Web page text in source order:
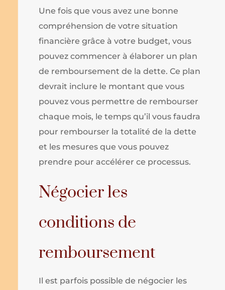
Une fois que vous avez une bonne
compréhension de votre situation
financière grâce à votre budget, vous
pouvez commencer à élaborer un plan
de remboursement de la dette. Ce plan
devrait inclure le montant que vous
pouvez vous permettre de rembourser
chaque mois, le temps qu’il vous faudra
pour rembourser la totalité de la dette
et les mesures que vous pouvez
prendre pour accélérer ce processus.
Négocier les
conditions de
remboursement
Il est parfois possible de négocier les